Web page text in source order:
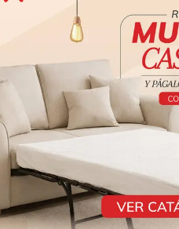
Seccional Regina
Muebles de sala
Sofás
Seccionales
S/7,259.00
Pedir por WhatsApp
Añadir al carrito